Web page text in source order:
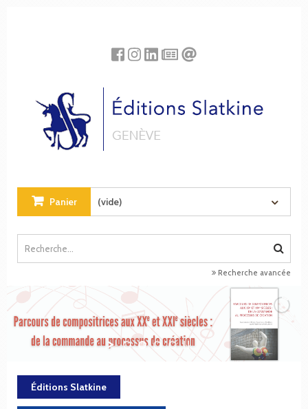
Panier (vide)
Recherche avancée
Éditions Slatkine